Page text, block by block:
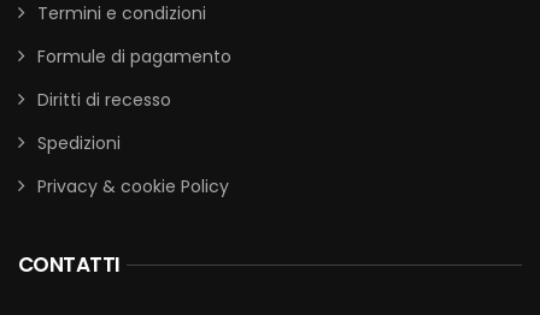
Termini e condizioni
Formule di pagamento
Diritti di recesso
Spedizioni
Privacy & cookie Policy
CONTATTI